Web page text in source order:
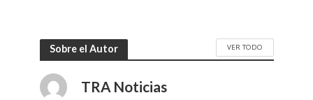
Sobre el Autor VER TODO
TRA Noticias